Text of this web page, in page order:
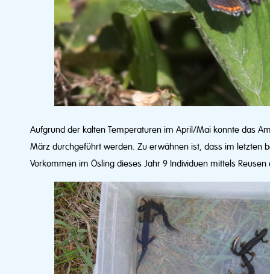
Aufgrund der kalten Temperaturen im April/Mai konnte das
März durchgeführt werden. Zu erwähnen ist, dass im letzten
Vorkommen im Ösling dieses Jahr 9 Individuen mittels